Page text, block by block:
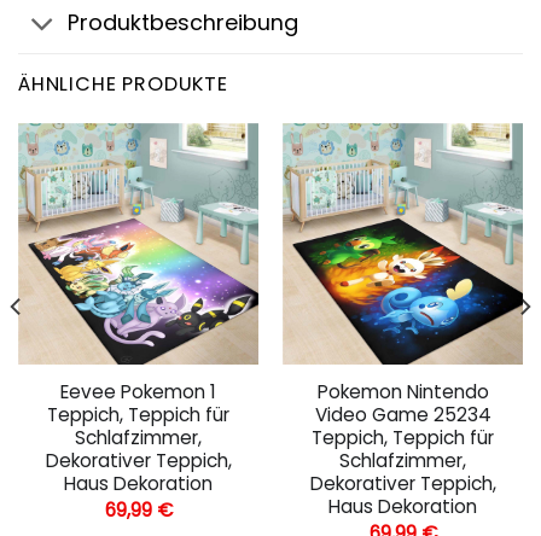
Produktbeschreibung
ÄHNLICHE PRODUKTE
Eevee Pokemon 1
Teppich, Teppich für
Schlafzimmer,
Dekorativer Teppich,
Haus Dekoration
69,99 €
Pokemon Nintendo
Video Game 25234
Teppich, Teppich für
Schlafzimmer,
Dekorativer Teppich,
Haus Dekoration